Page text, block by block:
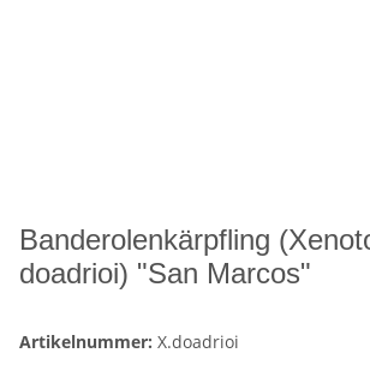
Banderolenkärpfling
doadrioi) "San Marcos"
Artikelnummer: X.doadrioi